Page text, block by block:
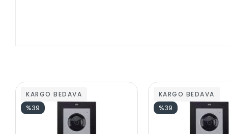
KARGO BEDAVA
%39
KARGO BEDAVA
%39